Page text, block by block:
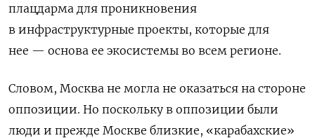
плацдарма для проникновения
в инфраструктурные проекты, которые для
нее — основа ее экосистемы во всем регионе.
Словом, Москва не могла не оказаться на стороне
оппозиции. Но поскольку в оппозиции были
люди и прежде Москве близкие, «карабахские»